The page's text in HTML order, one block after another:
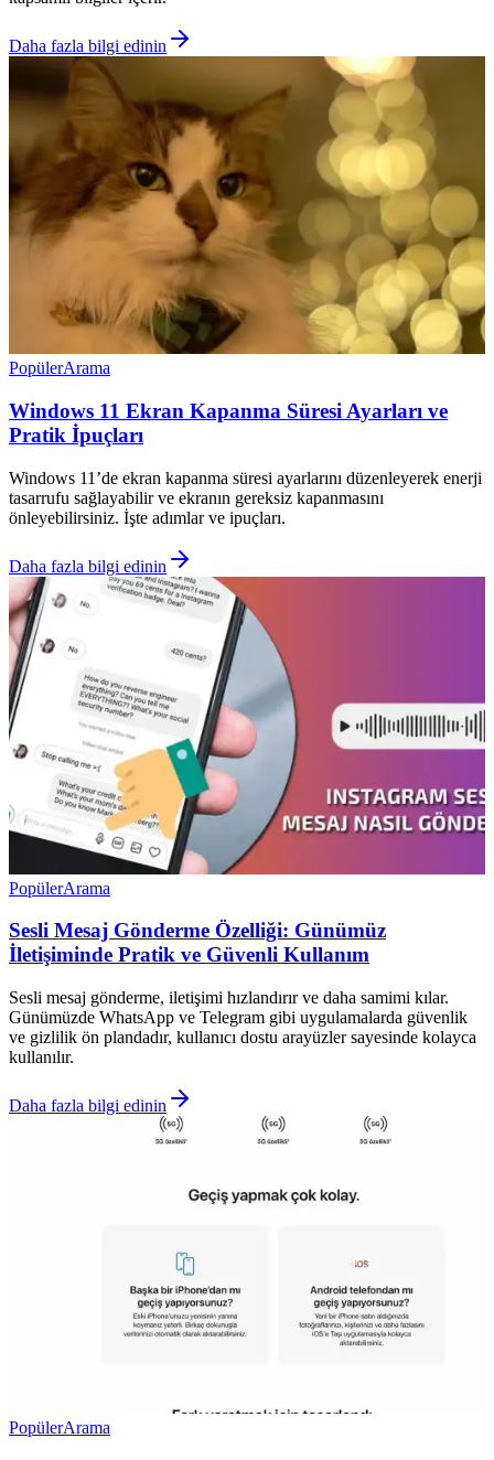
Daha fazla bilgi edinin
PopülerArama
Windows 11 Ekran Kapanma Süresi Ayarları ve
Pratik İpuçları
Windows 11’de ekran kapanma süresi ayarlarını düzenleyerek enerji
tasarrufu sağlayabilir ve ekranın gereksiz kapanmasını
önleyebilirsiniz. İşte adımlar ve ipuçları.
Daha fazla bilgi edinin
PopülerArama
Sesli Mesaj Gönderme Özelliği: Günümüz
İletişiminde Pratik ve Güvenli Kullanım
Sesli mesaj gönderme, iletişimi hızlandırır ve daha samimi kılar.
Günümüzde WhatsApp ve Telegram gibi uygulamalarda güvenlik
ve gizlilik ön plandadır, kullanıcı dostu arayüzler sayesinde kolayca
kullanılır.
Daha fazla bilgi edinin
PopülerArama